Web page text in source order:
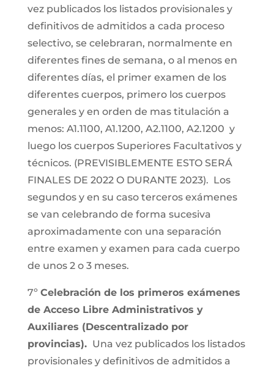
vez publicados los listados provisionales y
definitivos de admitidos a cada proceso
selectivo, se celebraran, normalmente en
diferentes fines de semana, o al menos en
diferentes días, el primer examen de los
diferentes cuerpos, primero los cuerpos
generales y en orden de mas titulación a
menos: A1.1100, A1.1200, A2.1100, A2.1200 y
luego los cuerpos Superiores Facultativos y
técnicos. (PREVISIBLEMENTE ESTO SERÁ
FINALES DE 2022 O DURANTE 2023). Los
segundos y en su caso terceros exámenes
se van celebrando de forma sucesiva
aproximadamente con una separación
entre examen y examen para cada cuerpo
de unos 2 o 3 meses.
7º Celebración de los primeros exámenes
de Acceso Libre Administrativos y
Auxiliares (Descentralizado por
provincias). Una vez publicados los listados
provisionales y definitivos de admitidos a